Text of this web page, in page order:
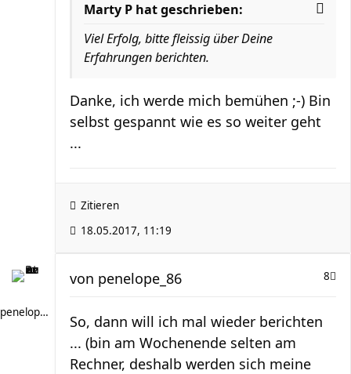
Marty P hat geschrieben:
Viel Erfolg, bitte fleissig über Deine
Erfahrungen berichten.
Danke, ich werde mich bemühen ;-) Bin
selbst gespannt wie es so weiter geht
...
Zitieren
18.05.2017, 11:19
penelope_86
8
von penelope_86
So, dann will ich mal wieder berichten
... (bin am Wochenende selten am
Rechner, deshalb werden sich meine